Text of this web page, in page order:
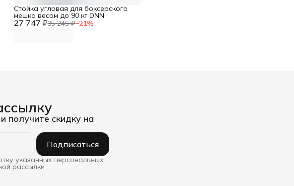
27 747 ₽35 245 ₽−21%
Стойка угловая для боксерского
мешка весом до 90 кг DNN
получите скидку на
Подписаться
указанных персональных
рассылки